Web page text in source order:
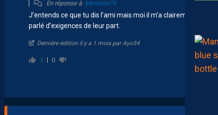
En réponse à Memoire74
J’entends ce que tu dis l’ami mais moi il m’a clairement
parlé d’exigences de leur part.
Dernière édition il y a 1 mois par Ayo34
1 0